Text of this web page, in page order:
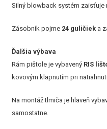
Silný blowback systém zaisťuje
Zásobník pojme 24 guličiek a
Ďalšia výbava
Rám pištole je vybavený RIS
kovovým klapnutím pri
Na montáž tlmiča je hlaveň
samostatne.